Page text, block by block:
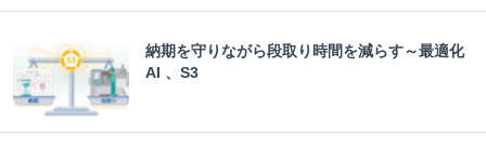
納期を守りながら段取り時間を減らす～最適化
AI 、S3